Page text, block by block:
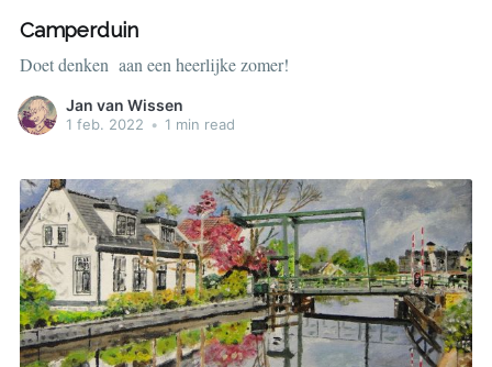
Camperduin
Doet denken aan een heerlijke zomer!
Jan van Wissen
1 feb. 2022 • 1 min read